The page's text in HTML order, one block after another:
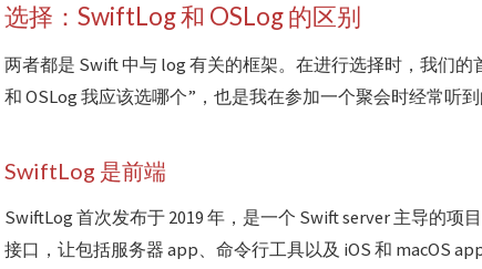
选择：SwiftLog 和 OSLog 的区别
两者都是 Swift 中与 log 有关的框架。在进行选择时，我们
和 OSLog 我应该选哪个”，也是我在参加一个聚会时经常听到
SwiftLog 是前端
SwiftLog 首次发布于 2019 年，是一个 Swift server 主导的项
接口，让包括服务器 app、命令行工具以及 iOS 和 macOS